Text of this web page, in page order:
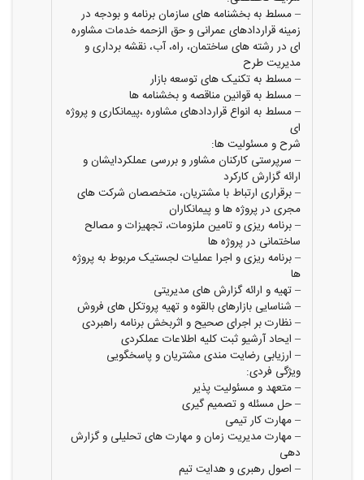
– مسلط به بخشنامه های سازمان برنامه و بودجه در
زمینه قراردادهای عمرانی و حق الزحمه خدمات مشاوره
ای در رشته های ساختمان، راه، آب، نقشه برداری و
مدیریت طرح
– مسلط به تکنیک های توسعه بازار
– مسلط به قوانین مناقصه و بخشنامه ها
– مسلط به انواع قراردادهای مشاوره ،پیمانکاری و پروژه
ای
شرح و مسئولیت ها:
– سرپرستی کارکنان مشاور و بررسی عملکردایشان و
ارائه گزارش کارکرد
– برقراری ارتباط با مشتریان، متخصصان شرکت های
مجری در پروژه ها و پیمانکاران
– برنامه ریزی و تامین ملزومات، تجهیزات و مصالح
ساختمانی در پروژه ها
– برنامه ریزی و اجرا عملیات لجستیک مربوط به پروژه
ها
– تهیه و ارائه گزارش های مدیریتی
– شناسایی بازارهای بالقوه و تهیه پروتکل های فروش
– نظارت بر اجرای صحیح و اثربخش برنامه راهبردی
– ایحاد آرشیو ثبت کلیه اطلاعات عملکردی
– ارزیابی رضایت مندی مشتریان و پاسخگویی
ویژگی فردی:
– متعهد و مسئولیت پذیر
– حل مسئله و تصمیم گیری
– مهارت کار تیمی
– مهارت مدیریت زمان و مهارت های تحلیلی و گزارش
دهی
– اصول رهبری و هدایت تیم